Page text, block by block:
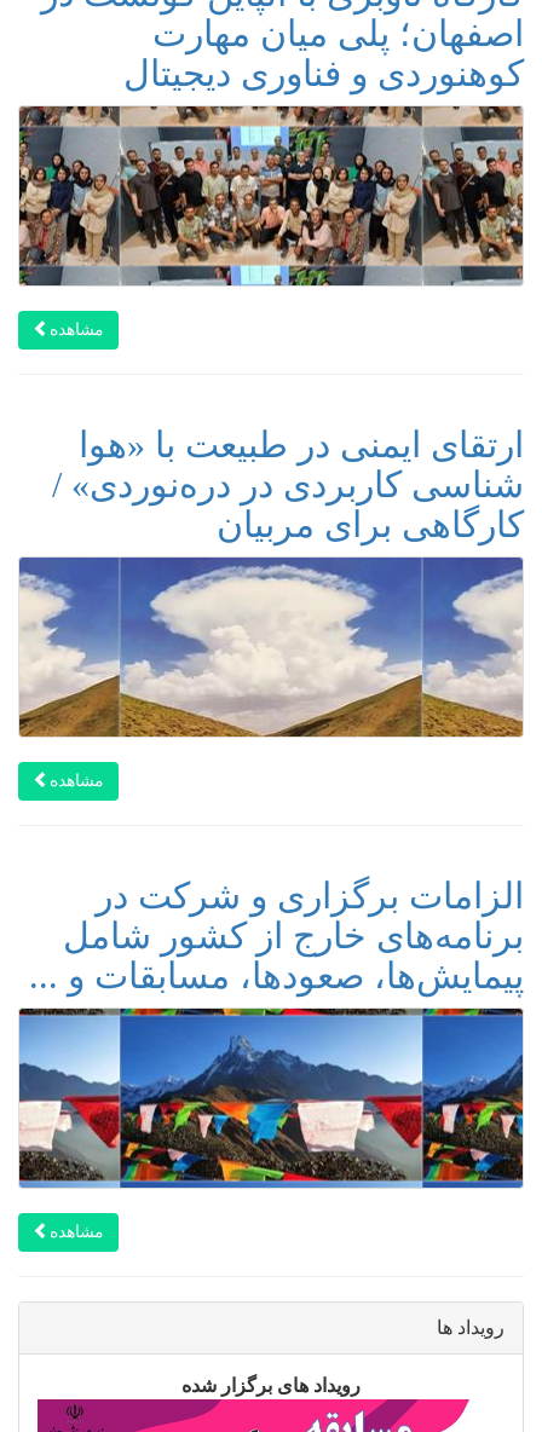
اصفهان؛ پلی میان مهارت
کوهنوردی و فناوری دیجیتال
مشاهده
ارتقای ایمنی در طبیعت با «هوا
شناسی کاربردی در دره‌نوردی» /
کارگاهی برای مربیان
مشاهده
الزامات برگزاری و شرکت در
برنامه‌های خارج از کشور شامل
پیمایش‌ها، صعودها، مسابقات و ...
مشاهده
رویداد ها
رویداد های برگزار شده